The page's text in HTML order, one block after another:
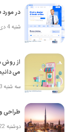
در
شنبه 4 دی 1400
از روش
می
سه شنبه 23 آذر 1400
طراحی
دوشنبه 22 آذر 1400